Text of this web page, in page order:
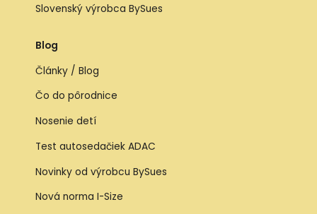
Slovenský výrobca BySues
Blog
Články / Blog
Čo do pôrodnice
Nosenie detí
Test autosedačiek ADAC
Novinky od výrobcu BySues
Nová norma I-Size